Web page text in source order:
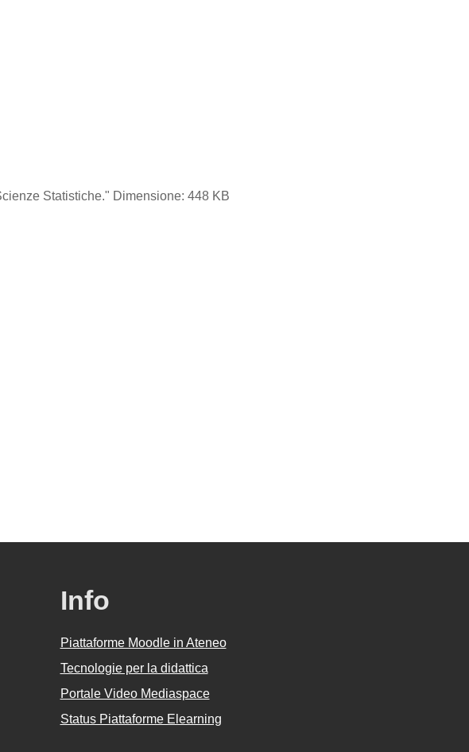
Statistiche." Dimensione: 448 KB
Info
Piattaforme Moodle in Ateneo
Tecnologie per la didattica
Portale Video Mediaspace
Status Piattaforme Elearning